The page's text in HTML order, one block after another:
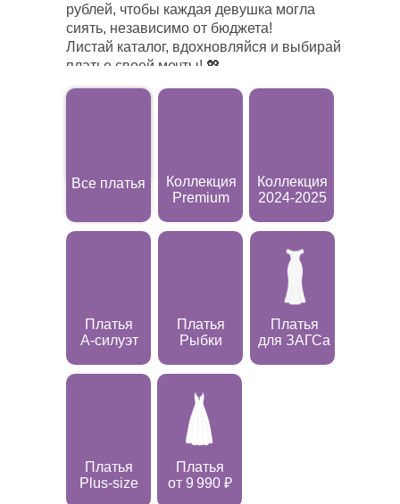
рублей, чтобы каждая девушка могла
сиять, независимо от бюджета!
Листай каталог, вдохновляйся и выбирай
платье своей мечты! 💖
Платья
А-силуэт
Платья
для ЗАГСа
Коллекция
2024-2025
Коллекция
Premium
Платья
Plus-size
Платья
от 9 990 ₽
Платья
Рыбки
Все платья